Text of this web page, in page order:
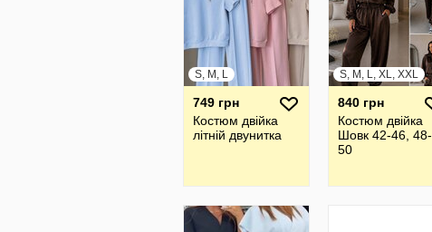
S, M, L
749 грн
Костюм двійка
літній двунитка
S, M, L, XL, XXL
840 грн
Костюм двійка
Шовк 42-46, 48-
50